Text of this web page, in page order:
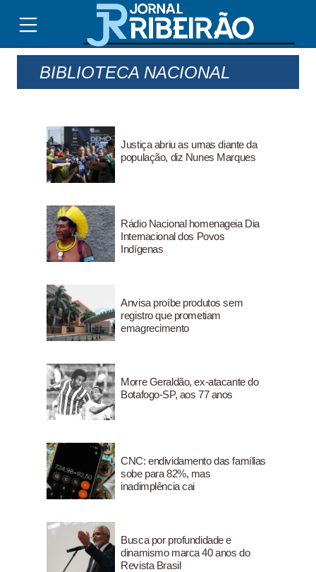
BIBLIOTECA NACIONAL
Justiça abriu as urnas diante da
população, diz Nunes Marques
Rádio Nacional homenageia Dia
Internacional dos Povos
Indígenas
Anvisa proíbe produtos sem
registro que prometiam
emagrecimento
Morre Geraldão, ex-atacante do
Botafogo-SP, aos 77 anos
CNC: endividamento das famílias
sobe para 82%, mas
inadimplência cai
Busca por profundidade e
dinamismo marca 40 anos do
Revista Brasil